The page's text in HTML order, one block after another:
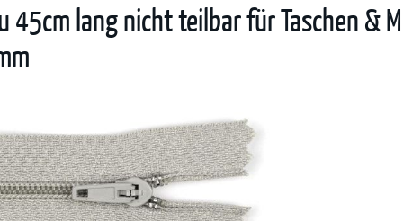
45cm lang nicht teilbar für Taschen &